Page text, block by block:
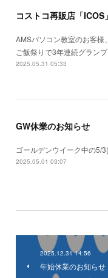
コストコ再販店「
AMSパソコン教室のお客
ご飯祭りで3年連続グラン
2025.05.31 05:33
GW休業のお知らせ
ゴールデンウイーク中の5/
2025.05.01 03:07
2025.12.31 14:56
年始休業のお知らせ